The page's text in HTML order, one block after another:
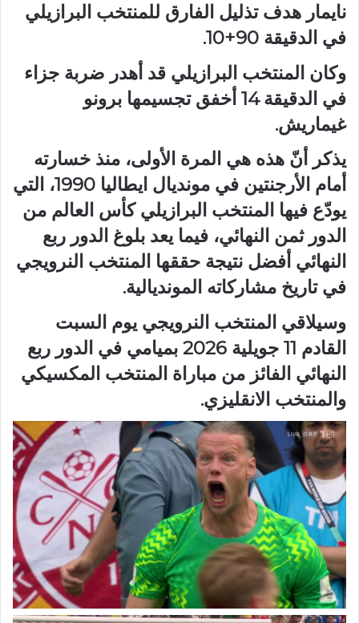
نايمار هدف تذليل الفارق للمنتخب البرازيلي
في الدقيقة 90+10.
وكان المنتخب البرازيلي قد أهدر ضربة جزاء
في الدقيقة 14 أخفق تجسيمها برونو
غيماريش.
يذكر أنّ هذه هي المرة الأولى، منذ خسارته
أمام الأرجنتين في مونديال ايطاليا 1990، التي
يودّع فيها المنتخب البرازيلي كأس العالم من
الدور ثمن النهائي، فيما يعد بلوغ الدور ربع
النهائي أفضل نتيجة حققها المنتخب النرويجي
في تاريخ مشاركاته المونديالية.
وسيلاقي المنتخب النرويجي يوم السبت
القادم 11 جويلية 2026 بميامي في الدور ربع
النهائي الفائز من مباراة المنتخب المكسيكي
والمنتخب الانقليزي.